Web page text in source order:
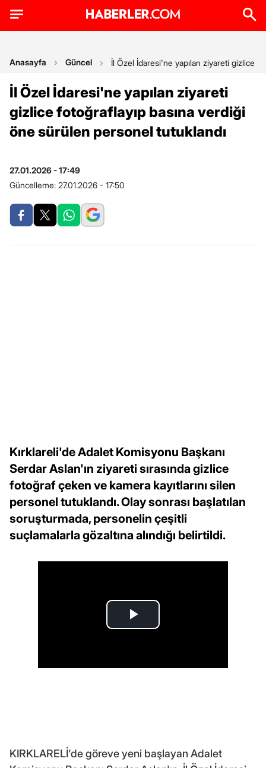
Anasayfa Güncel İl Özel İdaresi'ne yapılan ziyareti gizlice
İl Özel İdaresi'ne yapılan ziyareti
gizlice fotoğraflayıp basına verdiği
öne sürülen personel tutuklandı
27.01.2026 - 17:49
Güncelleme: 27.01.2026 - 17:50
Kırklareli'de Adalet Komisyonu Başkanı
Serdar Aslan'ın ziyareti sırasında gizlice
fotoğraf çeken ve kamera kayıtlarını silen
personel tutuklandı. Olay sonrası başlatılan
soruşturmada, personelin çeşitli
suçlamalarla gözaltına alındığı belirtildi.
KIRKLARELİ'de göreve yeni başlayan Adalet